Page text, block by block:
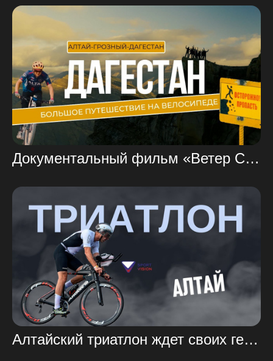
Документальный фильм «Ветер СВОБОДЫ» — ВЕЛОТУР из Грозного в Дагестан.
Алтайский триатлон ждет своих героев!